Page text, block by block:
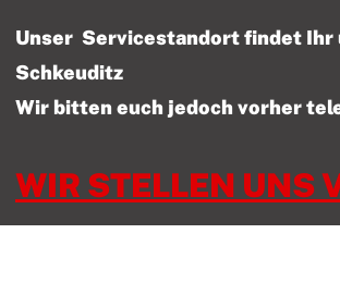
Unser Servicestandort findet
Schkeuditz
Wir bitten euch jedoch vorher
WIR STELLEN UNS